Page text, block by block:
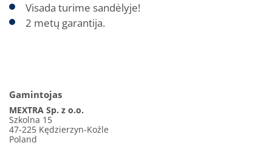
Visada turime sandėlyje!
2 metų garantija.
Gamintojas
MEXTRA Sp. z o.o.
Szkolna 15
47-225 Kędzierzyn-Koźle
Poland